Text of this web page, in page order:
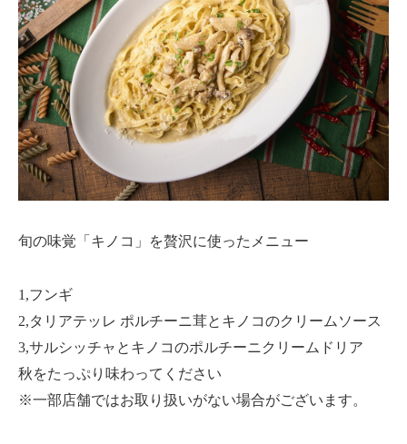
旬の味覚「キノコ」を贅沢に使ったメニュー
1,フンギ
2,タリアテッレ ポルチーニ茸とキノコのクリームソース
3,サルシッチャとキノコのポルチーニクリームドリア
秋をたっぷり味わってください
※一部店舗ではお取り扱いがない場合がございます。